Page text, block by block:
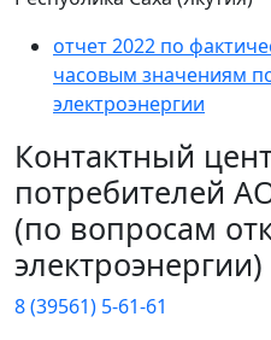
отчет 2022 по
часовым значениям
электроэнергии
Контактный
потребителей
(по вопросам
электроэнергии)
8 (39561) 5-61-61